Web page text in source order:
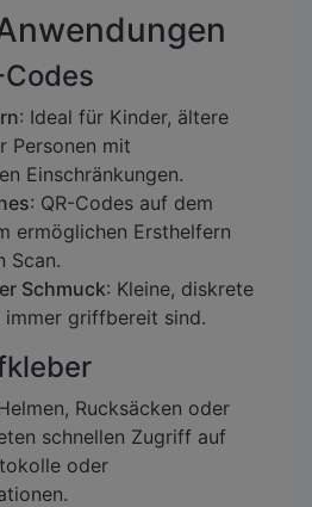
: Ideal für Kinder, ältere
Personen mit
Einschränkungen.
: QR-Codes auf dem
ermöglichen Ersthelfern
Scan.
Schmuck: Kleine, diskrete
immer griffbereit sind.
Rucksäcken oder
schnellen Zugriff auf
oder